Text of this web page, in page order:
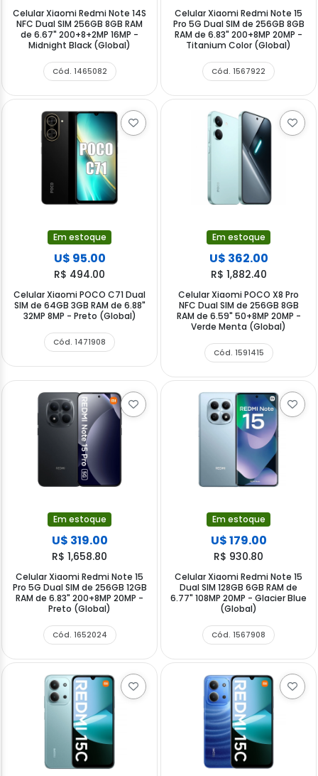
Celular Xiaomi Redmi Note 14S
NFC Dual SIM 256GB 8GB RAM
de 6.67" 200+8+2MP 16MP -
Midnight Black (Global)
Cód. 1465082
Celular Xiaomi Redmi Note 15
Pro 5G Dual SIM de 256GB 8GB
RAM de 6.83" 200+8MP 20MP -
Titanium Color (Global)
Cód. 1567922
Em estoque
U$ 95.00
R$ 494.00
Celular Xiaomi POCO C71 Dual
SIM de 64GB 3GB RAM de 6.88"
32MP 8MP - Preto (Global)
Cód. 1471908
Em estoque
U$ 362.00
R$ 1,882.40
Celular Xiaomi POCO X8 Pro
NFC Dual SIM de 256GB 8GB
RAM de 6.59" 50+8MP 20MP -
Verde Menta (Global)
Cód. 1591415
Em estoque
U$ 319.00
R$ 1,658.80
Celular Xiaomi Redmi Note 15
Pro 5G Dual SIM de 256GB 12GB
RAM de 6.83" 200+8MP 20MP -
Preto (Global)
Cód. 1652024
Em estoque
U$ 179.00
R$ 930.80
Celular Xiaomi Redmi Note 15
Dual SIM 128GB 6GB RAM de
6.77" 108MP 20MP - Glacier Blue
(Global)
Cód. 1567908